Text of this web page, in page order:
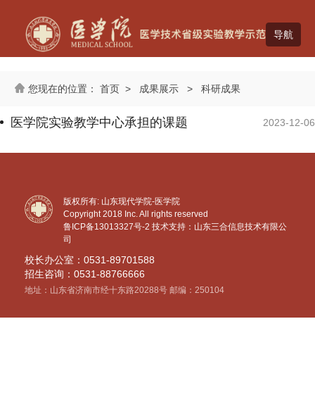
首页 > 成果展示 > 科研成果
医学院实验教学中心承担的课题 2023-12-06
版权所有: 山东现代学院-医学院
Copyright 2018 Inc. All rights reserved
鲁ICP备13013327号-2 技术支持：山东三合信息技术有限公
司
校长办公室：0531-89701588
招生咨询：0531-88766666
地址：山东省济南市经十东路20288号 邮编：250104